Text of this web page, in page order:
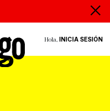
Hola, INICIA SESIÓN